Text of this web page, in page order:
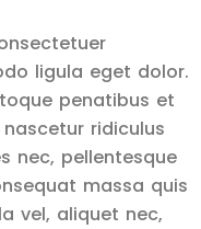
ligula eget dolor.
penatibus et
ridiculus
nec, pellentesque
massa quis
vel, aliquet nec,